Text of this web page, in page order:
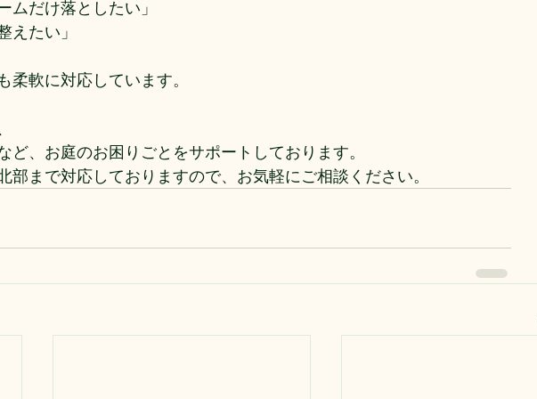
ムだけ落としたい」
えたい」
柔軟に対応しています。
ど、お庭のお困りごとをサポートしております。
部まで対応しておりますので、お気軽にご相談ください。